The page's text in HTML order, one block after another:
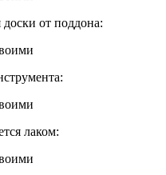
от поддона:
лаком: